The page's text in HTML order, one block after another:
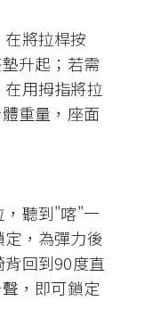
將拉桿按
升起；若需
用拇指將拉
重量，座面
，聽到"喀"一
，為彈力後
回到90度直
，即可鎖定